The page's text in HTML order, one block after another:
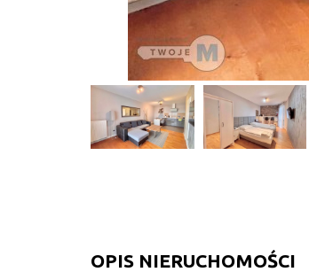
OPIS NIERUCHOMOŚCI